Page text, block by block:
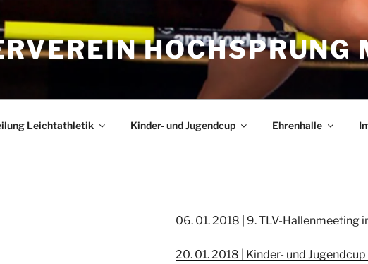
Leichtathletik Kinder- und Jugendcup Ehrenhalle
06. 01. 2018 | 9. TLV-Hallenmeeting
20. 01. 2018 | Kinder- und